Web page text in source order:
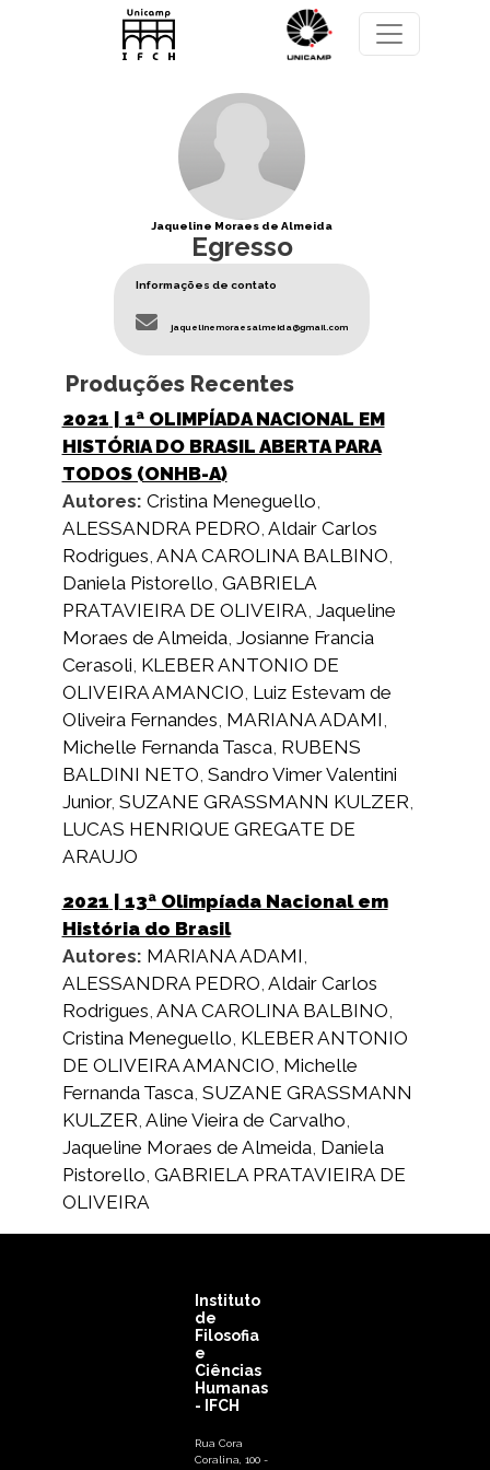
Pular para o conteúdo principal
Jaqueline Moraes de Almeida
Egresso
Informações de contato
jaquelinemoraesalmeida@gmail.com
Produções Recentes
2021 | 1ª OLIMPÍADA NACIONAL EM
HISTÓRIA DO BRASIL ABERTA PARA
TODOS (ONHB-A)
Autores: Cristina Meneguello
ALESSANDRA PEDRO Aldair Carlos
Rodrigues ANA CAROLINA BALBINO
Daniela Pistorello GABRIELA
PRATAVIEIRA DE OLIVEIRA Jaqueline
Moraes de Almeida, Josianne Francia
Cerasoli KLEBER ANTONIO DE
OLIVEIRA AMANCIO Luiz Estevam de
Oliveira Fernandes MARIANA ADAMI
Michelle Fernanda Tasca, RUBENS
BALDINI NETO Sandro Vimer Valentini
Junior, SUZANE GRASSMANN KULZER
LUCAS HENRIQUE GREGATE DE
ARAUJO
2021 | 13ª Olimpíada Nacional em
História do Brasil
Autores: MARIANA ADAMI
ALESSANDRA PEDRO Aldair Carlos
Rodrigues ANA CAROLINA BALBINO
Cristina Meneguello KLEBER ANTONIO
DE OLIVEIRA AMANCIO Michelle
Fernanda Tasca, SUZANE GRASSMANN
KULZER Aline Vieira de Carvalho
Jaqueline Moraes de Almeida, Daniela
Pistorello GABRIELA PRATAVIEIRA DE
OLIVEIRA
Instituto
de
Filosofia
e
Ciências
Humanas
- IFCH
Rua Cora
Coralina, 100 -